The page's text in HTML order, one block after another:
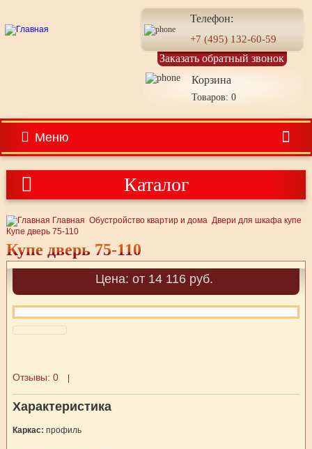
Телефон:
+7 (495) 132-60-59
Заказать обратный звонок
Корзина
Товаров: 0
Меню
Каталог
Главная Обустройство квартир и дома Двери для шкафа купе
Купе дверь 75-110
Купе дверь 75-110
Цена: от 14 116 руб.
Отзывы: 0
Характеристика
Каркас: профиль